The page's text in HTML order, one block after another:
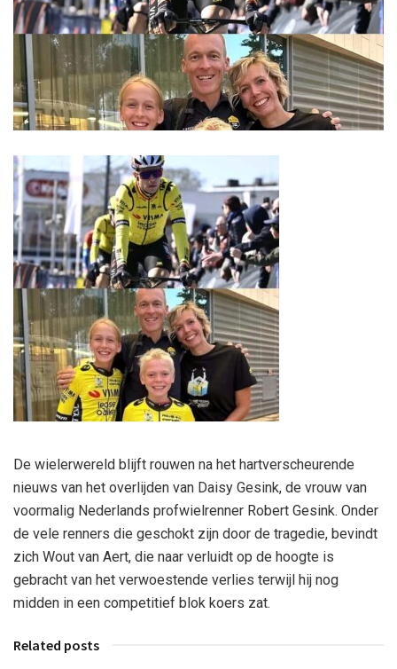
De wielerwereld blijft rouwen na het hartverscheurende
nieuws van het overlijden van Daisy Gesink, de vrouw van
voormalig Nederlands profwielrenner Robert Gesink. Onder
de vele renners die geschokt zijn door de tragedie, bevindt
zich Wout van Aert, die naar verluidt op de hoogte is
gebracht van het verwoestende verlies terwijl hij nog
midden in een competitief blok koers zat.
Related posts